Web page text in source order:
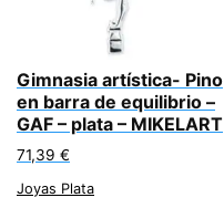
Gimnasia artística- Pino
en barra de equilibrio –
GAF – plata – MIKELART
71,39 €
Joyas Plata